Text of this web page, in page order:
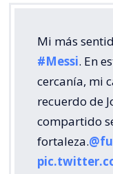
Mi más
#Messi. En
cercanía, mi
recuerdo de
compartido
fortaleza.